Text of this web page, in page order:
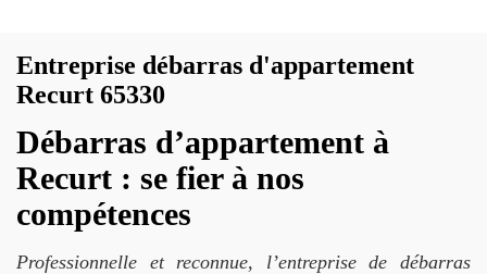
Entreprise débarras d'appartement
Recurt 65330
Débarras d’appartement à
Recurt : se fier à nos
compétences
Professionnelle et reconnue, l’entreprise de débarras